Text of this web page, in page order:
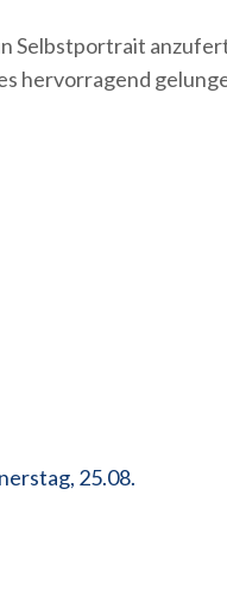
Selbstportrait
hervorragend
25.08.